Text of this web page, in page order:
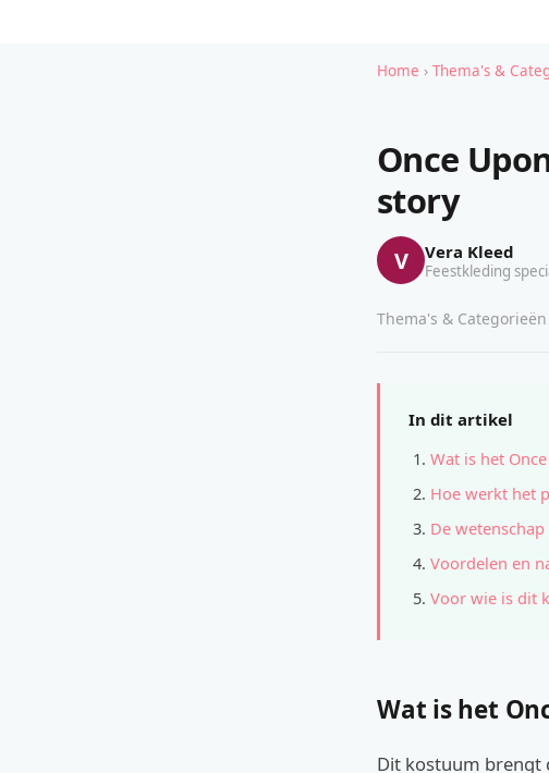
Home › Thema's &
Once
story
V Vera Kleed
Feestkleding
Thema's &
In dit artikel
Wat is het
Hoe werkt het
De
Voordelen en
Voor wie is dit
Wat is het
Dit kostuum brengt